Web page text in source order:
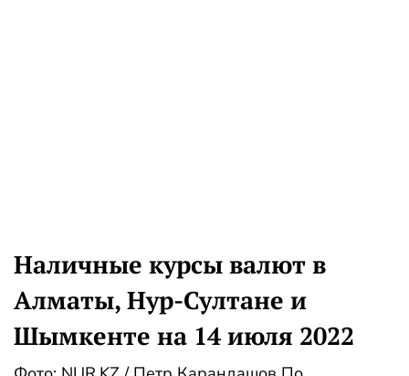
Наличные курсы валют в
Алматы, Нур-Султане и
Шымкенте на 14 июля 2022